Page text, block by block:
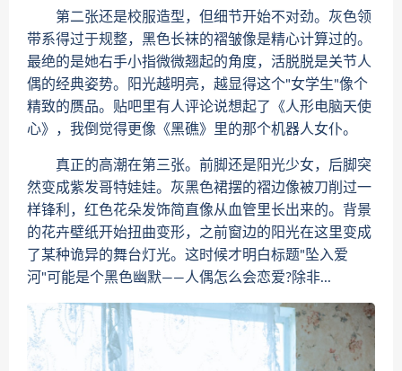
第二张还是校服造型，但细节开始不对劲。灰色领
带系得过于规整，黑色长袜的褶皱像是精心计算过的。
最绝的是她右手小指微微翘起的角度，活脱脱是关节人
偶的经典姿势。阳光越明亮，越显得这个"女学生"像个
精致的赝品。贴吧里有人评论说想起了《人形电脑天使
心》，我倒觉得更像《黑礁》里的那个机器人女仆。
真正的高潮在第三张。前脚还是阳光少女，后脚突
然变成紫发哥特娃娃。灰黑色裙摆的褶边像被刀削过一
样锋利，红色花朵发饰简直像从血管里长出来的。背景
的花卉壁纸开始扭曲变形，之前窗边的阳光在这里变成
了某种诡异的舞台灯光。这时候才明白标题"坠入爱
河"可能是个黑色幽默——人偶怎么会恋爱?除非...